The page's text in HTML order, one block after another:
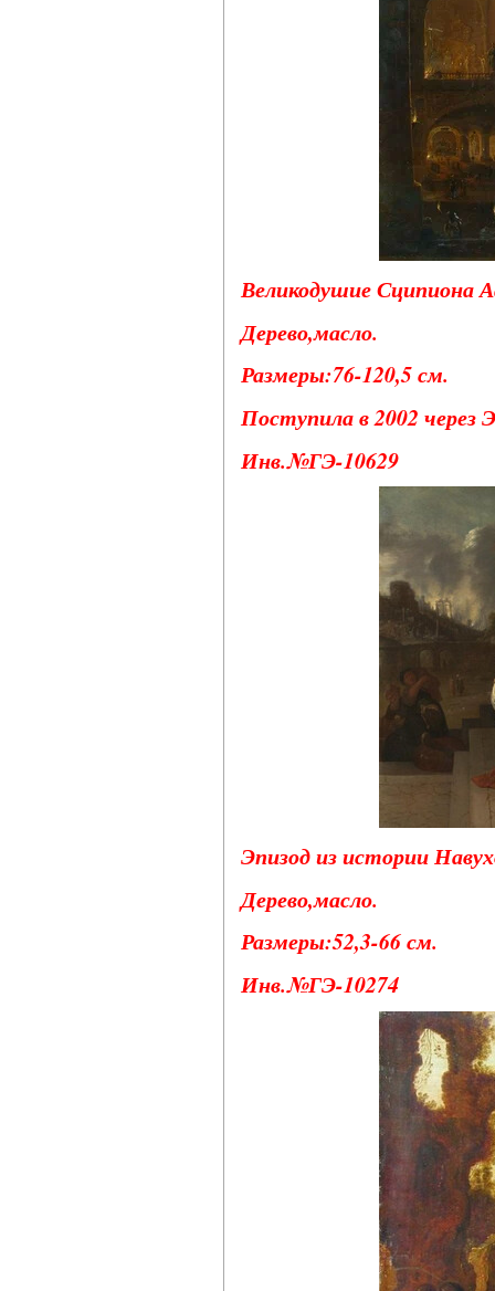
Великодушие Сципиона
Дерево,масло.
Размеры:76-120,5 см.
Поступила в 2002 через
Инв.№ГЭ-10629
Эпизод из истории
Дерево,масло.
Размеры:52,3-66 см.
Инв.№ГЭ-10274